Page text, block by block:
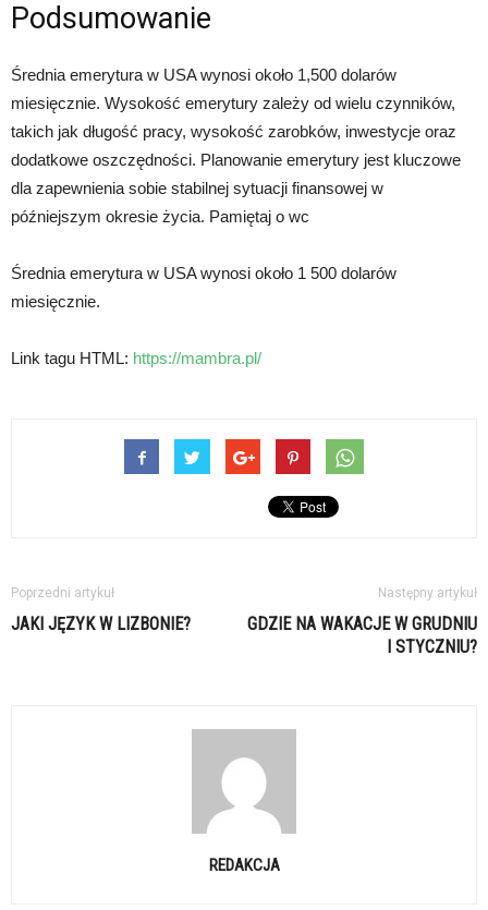
Podsumowanie
Średnia emerytura w USA wynosi około 1,500 dolarów
miesięcznie. Wysokość emerytury zależy od wielu czynników,
takich jak długość pracy, wysokość zarobków, inwestycje oraz
dodatkowe oszczędności. Planowanie emerytury jest kluczowe
dla zapewnienia sobie stabilnej sytuacji finansowej w
późniejszym okresie życia. Pamiętaj o wc
Średnia emerytura w USA wynosi około 1 500 dolarów
miesięcznie.
Link tagu HTML: https://mambra.pl/
Poprzedni artykuł
JAKI JĘZYK W LIZBONIE?
Następny artykuł
GDZIE NA WAKACJE W GRUDNIU
I STYCZNIU?
REDAKCJA